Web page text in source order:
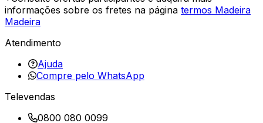
informações sobre os fretes na página termos Madeira
Madeira
Atendimento
Ajuda
Compre pelo WhatsApp
Televendas
0800 080 0099